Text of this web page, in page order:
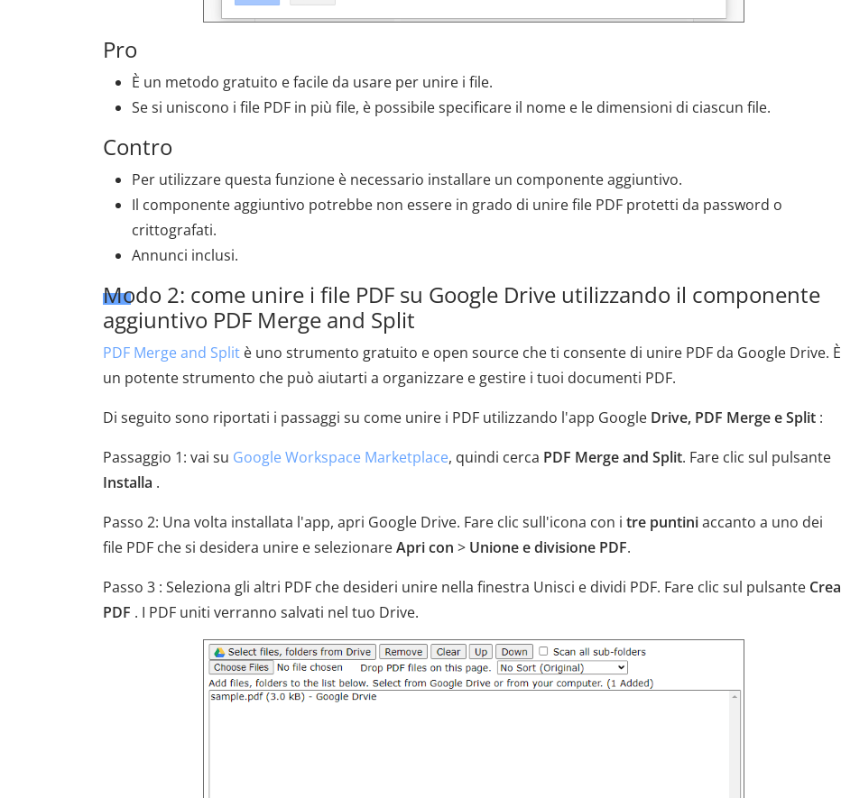
Pro
È un metodo gratuito e facile da usare per unire i file.
Se si uniscono i file PDF in più file, è possibile specificare il nome e le dimensioni di ciascun file.
Contro
Per utilizzare questa funzione è necessario installare un componente aggiuntivo.
Il componente aggiuntivo potrebbe non essere in grado di unire file PDF protetti da password o
crittografati.
Annunci inclusi.
Modo 2: come unire i file PDF su Google Drive utilizzando il componente
aggiuntivo PDF Merge and Split
PDF Merge and Split è uno strumento gratuito e open source che ti consente di unire PDF da Google Drive. È
un potente strumento che può aiutarti a organizzare e gestire i tuoi documenti PDF.
Di seguito sono riportati i passaggi su come unire i PDF utilizzando l'app Google Drive, PDF Merge e Split :
Passaggio 1: vai su Google Workspace Marketplace, quindi cerca PDF Merge and Split. Fare clic sul pulsante
Installa .
Passo 2: Una volta installata l'app, apri Google Drive. Fare clic sull'icona con i tre puntiniaccanto a uno dei
file PDF che si desidera unire e selezionareApri con > Unione e divisione PDF.
Passo 3 : Seleziona gli altri PDF che desideri unire nella finestra Unisci e dividi PDF. Fare clic sul pulsante Crea
PDF . I PDF uniti verranno salvati nel tuo Drive.